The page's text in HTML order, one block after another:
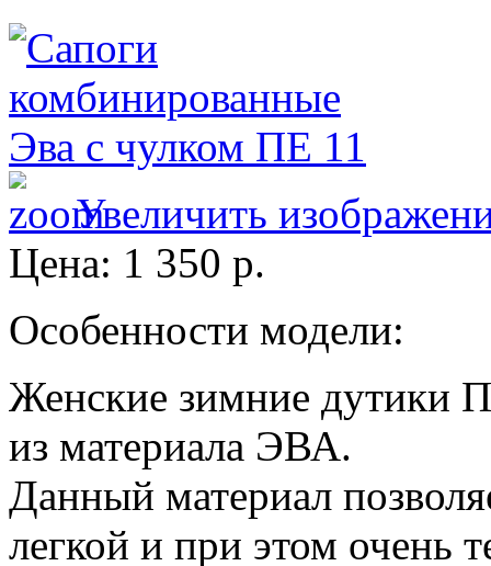
Увеличить
Цена: 1 350 р.
Особенности модели:
Женские зимние дутики
из материала ЭВА.
Данный материал
легкой и при этом очень